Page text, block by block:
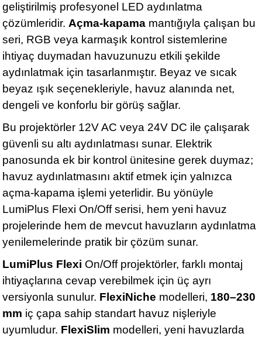
geliştirilmiş profesyonel LED aydınlatma
çözümleridir. Açma-kapama mantığıyla çalışan bu
seri, RGB veya karmaşık kontrol sistemlerine
ihtiyaç duymadan havuzunuzu etkili şekilde
aydınlatmak için tasarlanmıştır. Beyaz ve sıcak
beyaz ışık seçenekleriyle, havuz alanında net,
dengeli ve konforlu bir görüş sağlar.
Bu projektörler 12V AC veya 24V DC ile çalışarak
güvenli su altı aydınlatması sunar. Elektrik
panosunda ek bir kontrol ünitesine gerek duymaz;
havuz aydınlatmasını aktif etmek için yalnızca
açma-kapama işlemi yeterlidir. Bu yönüyle
LumiPlus Flexi On/Off serisi, hem yeni havuz
projelerinde hem de mevcut havuzların aydınlatma
yenilemelerinde pratik bir çözüm sunar.
LumiPlus Flexi On/Off projektörler, farklı montaj
ihtiyaçlarına cevap verebilmek için üç ayrı
versiyonla sunulur. FlexiNiche modelleri, 180–230
mm iç çapa sahip standart havuz nişleriyle
uyumludur. FlexiSlim modelleri, yeni havuzlarda